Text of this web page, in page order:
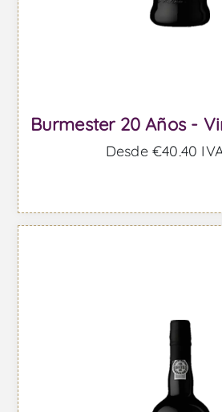
Burmester 20 Años -
Desde €40,40